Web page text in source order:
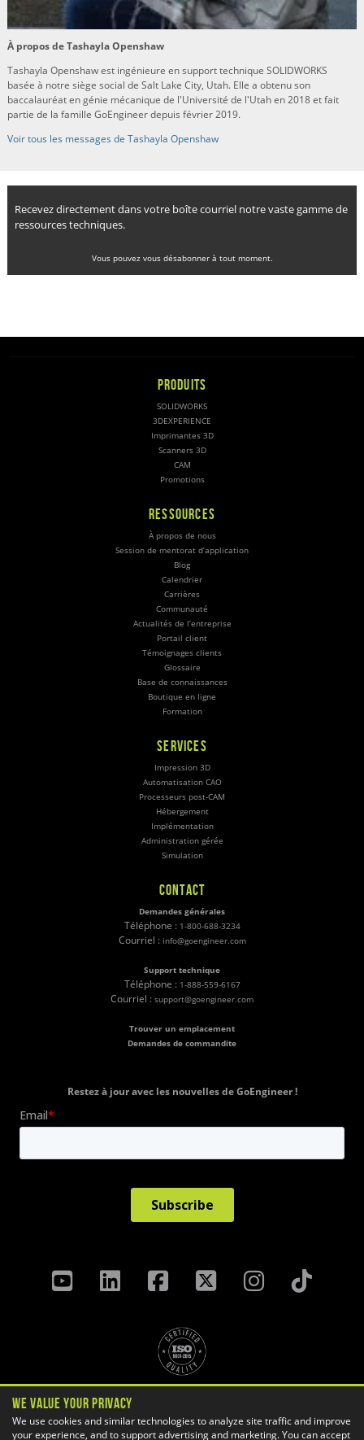
À propos de Tashayla Openshaw
Tashayla Openshaw est ingénieure en support technique SOLIDWORKS
basée à notre siège social de Salt Lake City, Utah. Elle a obtenu son
baccalauréat en génie mécanique de l'Université de l'Utah en 2018 et fait
partie de la famille GoEngineer depuis février 2019.
Voir tous les messages de Tashayla Openshaw
Recevez directement dans votre boîte courriel notre vaste gamme de
ressources techniques.
Vous pouvez vous désabonner à tout moment.
PRODUITS
SOLIDWORKS
3DEXPERIENCE
Imprimantes 3D
Scanners 3D
CAM
Promotions
RESSOURCES
À propos de nous
Session de mentorat d’application
Blog
Calendrier
Carrières
Communauté
Actualités de l’entreprise
Portail client
Témoignages clients
Glossaire
Base de connaissances
Boutique en ligne
Formation
SERVICES
Impression 3D
Automatisation CAO
Processeurs post-CAM
Hébergement
Implémentation
Administration gérée
Simulation
CONTACT
Demandes générales
Téléphone : 1-800-688-3234
Courriel : info@goengineer.com
Support technique
Téléphone : 1-888-559-6167
Courriel : support@goengineer.com
Trouver un emplacement
Demandes de commandite
Restez à jour avec les nouvelles de GoEngineer !
Politique de confidentialité
Préférences des témoins
We Value Your Privacy
We use cookies and similar technologies to analyze site traffic and improve
your experience, and to support advertising and marketing. You can accept